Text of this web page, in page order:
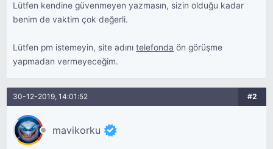
Lütfen kendine güvenmeyen yazmasın, sizin olduğu kadar
benim de vaktim çok değerli.
Lütfen pm istemeyin, site adınıtelefonda ön görüşme
yapmadan vermeyeceğim.
30-12-2019, 14:01:52 #2
mavikorku